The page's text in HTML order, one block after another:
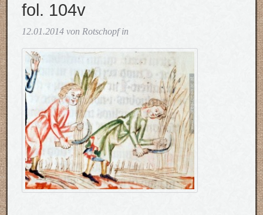
fol. 104v
12.01.2014 von Rotschopf in